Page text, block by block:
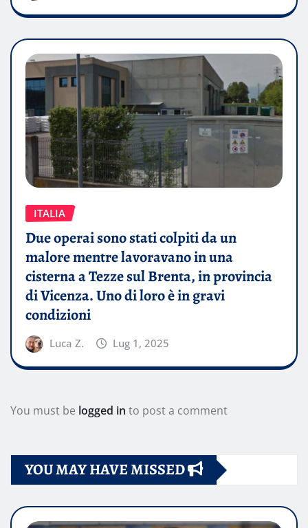
ITALIA
Due operai sono stati colpiti da un
malore mentre lavoravano in una
cisterna a Tezze sul Brenta, in provincia
di Vicenza. Uno di loro è in gravi
condizioni
Luca Z. Lug 1, 2025
You must be logged in to post a comment
YOU MAY HAVE MISSED